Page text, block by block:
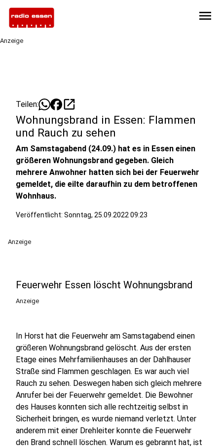
menu
Anzeige
Teilen: open_in_new
Wohnungsbrand in Essen: Flammen
und Rauch zu sehen
Am Samstagabend (24.09.) hat es in Essen einen
größeren Wohnungsbrand gegeben. Gleich
mehrere Anwohner hatten sich bei der Feuerwehr
gemeldet, die eilte daraufhin zu dem betroffenen
Wohnhaus.
Veröffentlicht: Sonntag, 25.09.2022 09:23
Anzeige
Feuerwehr Essen löscht Wohnungsbrand
Anzeige
In Horst hat die Feuerwehr am Samstagabend einen
größeren Wohnungsbrand gelöscht. Aus der ersten
Etage eines Mehrfamilienhauses an der Dahlhauser
Straße sind Flammen geschlagen. Es war auch viel
Rauch zu sehen. Deswegen haben sich gleich mehrere
Anrufer bei der Feuerwehr gemeldet. Die Bewohner
des Hauses konnten sich alle rechtzeitig selbst in
Sicherheit bringen, es wurde niemand verletzt. Unter
anderem mit einer Drehleiter konnte die Feuerwehr
den Brand schnell löschen. Warum es gebrannt hat, ist